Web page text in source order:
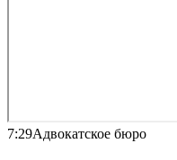
7:29Адвокатское бюро